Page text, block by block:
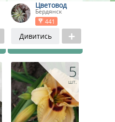
Цветовод
Бердянск
441
Дивитись
5
шт.